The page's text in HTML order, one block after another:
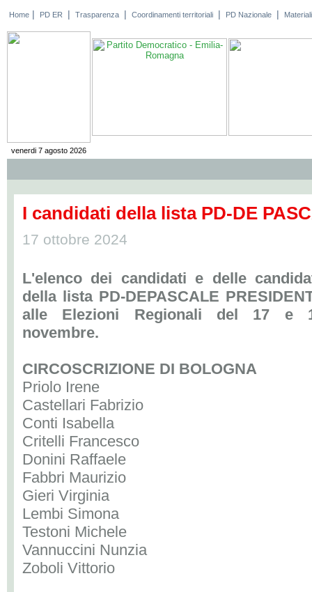
Home | PD ER | Trasparenza | Coordinamenti territoriali | PD Nazionale | Materiali
venerdi 7 agosto 2026
I candidati della lista PD-DE
17 ottobre 2024
L'elenco dei candidati e delle
della lista PD-DEPASCALE
alle Elezioni Regionali del 17 e
novembre.
CIRCOSCRIZIONE DI BOLOGNA
Priolo Irene
Castellari Fabrizio
Conti Isabella
Critelli Francesco
Donini Raffaele
Fabbri Maurizio
Gieri Virginia
Lembi Simona
Testoni Michele
Vannuccini Nunzia
Zoboli Vittorio